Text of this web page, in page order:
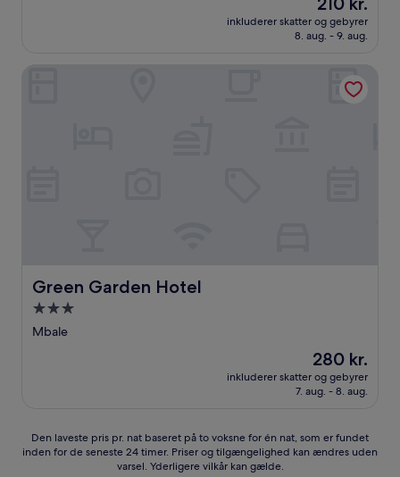
anmeldelse)
er
210 kr.
inkluderer skatter og gebyrer
8. aug. - 9. aug.
Green Garden Hotel
Green Garden Hotel
3.0-
stjernet
Mbale
Prisen
er
280 kr.
280 kr.
inkluderer skatter og gebyrer
7. aug. - 8. aug.
Den
laveste
Den laveste pris pr. nat baseret på to voksne for én nat, som er fundet
inden for de seneste 24 timer. Priser og tilgængelighed kan ændres uden
varsel. Yderligere vilkår kan gælde.